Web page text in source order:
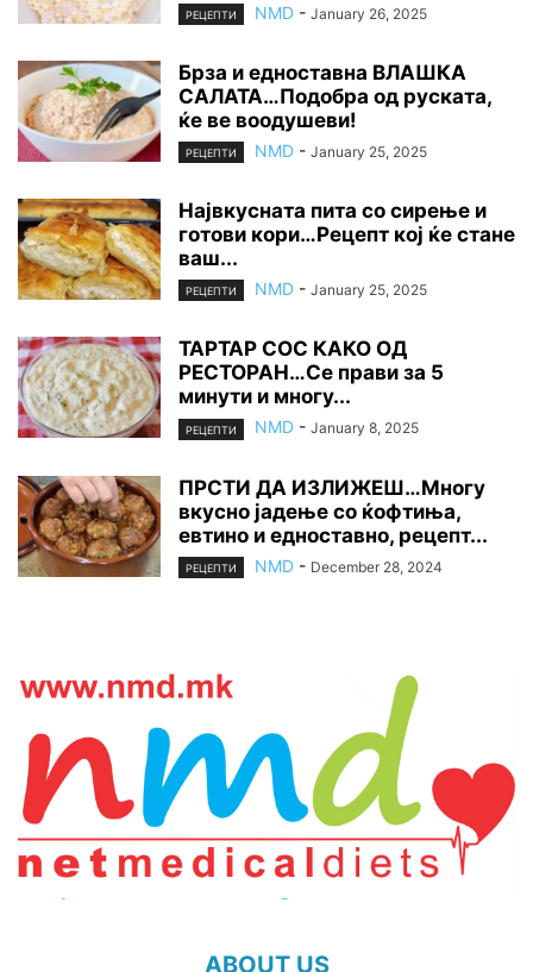
РЕЦЕПТИ NMD - January 26, 2025
Брза и едноставна ВЛАШКА
САЛАТА…Подобра од руската,
ќе ве воодушеви!
РЕЦЕПТИ NMD - January 25, 2025
Највкусната пита со сирење и
готови кори…Рецепт кој ќе стане
ваш...
РЕЦЕПТИ NMD - January 25, 2025
ТАРТАР СОС КАКО ОД
РЕСТОРАН…Се прави за 5
минути и многу...
РЕЦЕПТИ NMD - January 8, 2025
ПРСТИ ДА ИЗЛИЖЕШ…Многу
вкусно јадење со ќофтиња,
евтино и едноставно, рецепт...
РЕЦЕПТИ NMD - December 28, 2024
ABOUT US